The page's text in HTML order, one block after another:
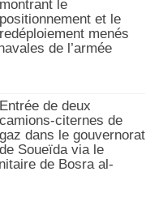
montrant le
positionnement et le
redéploiement menés
de l’armée
Entrée de deux
camions-citernes de
gaz dans le gouvernorat
de Soueïda via le
de Bosra al-